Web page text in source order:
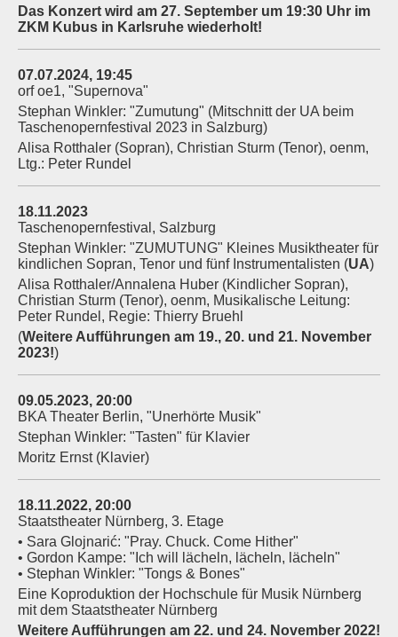
Das Konzert wird am 27. September um 19:30 Uhr im
ZKM Kubus in Karlsruhe wiederholt!
07.07.2024, 19:45
orf oe1, "Supernova"
Stephan Winkler: "Zumutung" (Mitschnitt der UA beim
Taschenopernfestival 2023 in Salzburg)
Alisa Rotthaler (Sopran), Christian Sturm (Tenor), oenm,
Ltg.: Peter Rundel
18.11.2023
Taschenopernfestival, Salzburg
Stephan Winkler: "ZUMUTUNG" Kleines Musiktheater für
kindlichen Sopran, Tenor und fünf Instrumentalisten (UA)
Alisa Rotthaler/Annalena Huber (Kindlicher Sopran),
Christian Sturm (Tenor), oenm, Musikalische Leitung:
Peter Rundel, Regie: Thierry Bruehl
(Weitere Aufführungen am 19., 20. und 21. November
2023!)
09.05.2023, 20:00
BKA Theater Berlin, "Unerhörte Musik"
Stephan Winkler: "Tasten" für Klavier
Moritz Ernst (Klavier)
18.11.2022, 20:00
Staatstheater Nürnberg, 3. Etage
• Sara Glojnarić: "Pray. Chuck. Come Hither"
• Gordon Kampe: "Ich will lächeln, lächeln, lächeln"
• Stephan Winkler: "Tongs & Bones"
Eine Koproduktion der Hochschule für Musik Nürnberg
mit dem Staatstheater Nürnberg
Weitere Aufführungen am 22. und 24. November 2022!